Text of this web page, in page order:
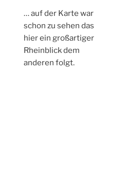
… auf der Karte war
schon zu sehen das
hier ein großartiger
Rheinblick dem
anderen folgt.